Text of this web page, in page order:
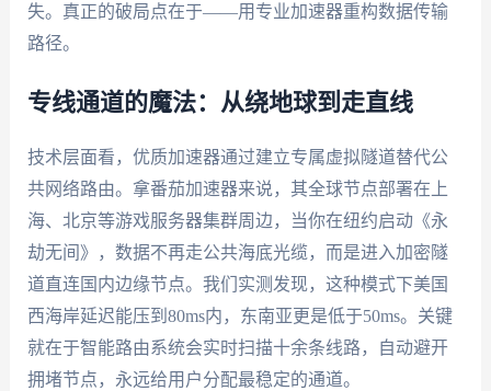
失。真正的破局点在于——用专业加速器重构数据传输
路径。
专线通道的魔法：从绕地球到走直线
技术层面看，优质加速器通过建立专属虚拟隧道替代公
共网络路由。拿番茄加速器来说，其全球节点部署在上
海、北京等游戏服务器集群周边，当你在纽约启动《永
劫无间》，数据不再走公共海底光缆，而是进入加密隧
道直连国内边缘节点。我们实测发现，这种模式下美国
西海岸延迟能压到80ms内，东南亚更是低于50ms。关键
就在于智能路由系统会实时扫描十余条线路，自动避开
拥堵节点，永远给用户分配最稳定的通道。